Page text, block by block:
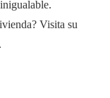
Visita su